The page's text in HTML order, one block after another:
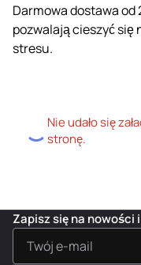
Darmowa dostawa od
pozwalają cieszyć się
stresu.
Nie udało się
stronę.
Zapisz się na nowości